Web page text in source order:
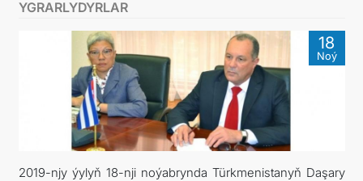
UNITED NATIONS
PRIORITY POSITIONS
STATEMENTS & DOCUMENTS
DIPLOMACY
YGRARLYDYRLAR
18
Noý
2019-njy ýylyň 18-nji noýabrynda Türkmenistanyň Daşary